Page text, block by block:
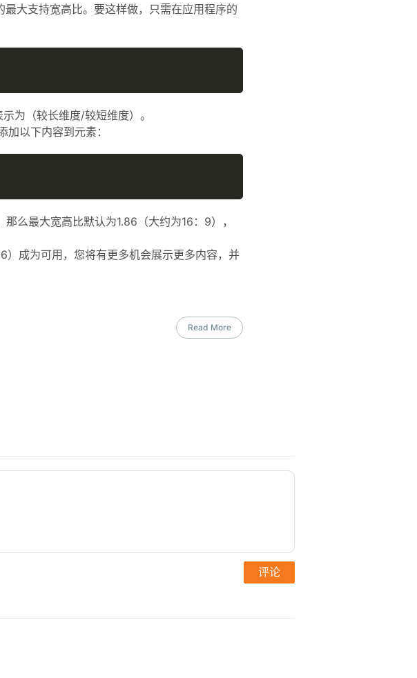
大支持宽高比。要这样做，只需在应用程序的
为（较长维度/较短维度）。
以下内容到元素：
么最大宽高比默认为1.86（大约为16：9），
成为可用，您将有更多机会展示更多内容，并
Read More